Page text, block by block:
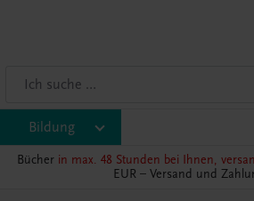
Bildung
Bücher in max. 48 Stunden bei Ihnen,
EUR – Versand und